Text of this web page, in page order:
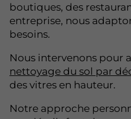
boutiques, des
entreprise, nous
besoins.
Nous intervenons pour
nettoyage du sol par
des vitres en hauteur.
Notre approche